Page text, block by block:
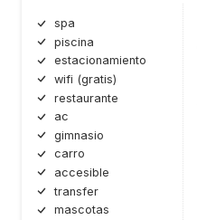
spa
piscina
estacionamiento
wifi (gratis)
restaurante
ac
gimnasio
carro
accesible
transfer
mascotas